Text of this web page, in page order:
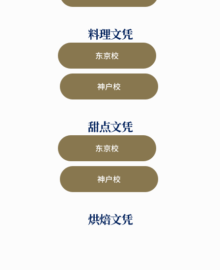
料理文凭
东京校
神户校
甜点文凭
东京校
神户校
烘焙文凭